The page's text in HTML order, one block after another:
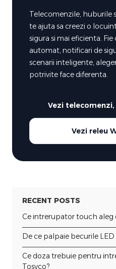
Telecomenzile, huburile
te ajuta sa creezi o
sigura si mai eficienta.
automat, notificari de
scenarii inteligente,
potrivite face diferenta.
Vezi
Vezi releu
RECENT POSTS
Ce intrerupator touch aleg
De ce palpaie becurile
Ce doza trebuie pentru
Tosyco?